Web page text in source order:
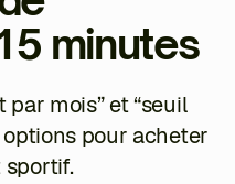
minutes
mois” et “seuil
pour acheter